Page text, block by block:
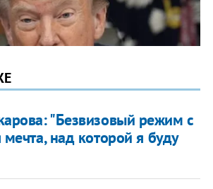
"Безвизовый режим с
над которой я буду